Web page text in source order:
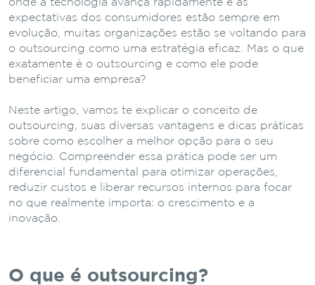
onde a tecnologia avança rapidamente e as
expectativas dos consumidores estão sempre em
evolução, muitas organizações estão se voltando para
o outsourcing como uma estratégia eficaz. Mas o que
exatamente é o outsourcing e como ele pode
beneficiar uma empresa?
Neste artigo, vamos te explicar o conceito de
outsourcing, suas diversas vantagens e dicas práticas
sobre como escolher a melhor opção para o seu
negócio. Compreender essa prática pode ser um
diferencial fundamental para otimizar operações,
reduzir custos e liberar recursos internos para focar
no que realmente importa: o crescimento e a
inovação.
O que é outsourcing?